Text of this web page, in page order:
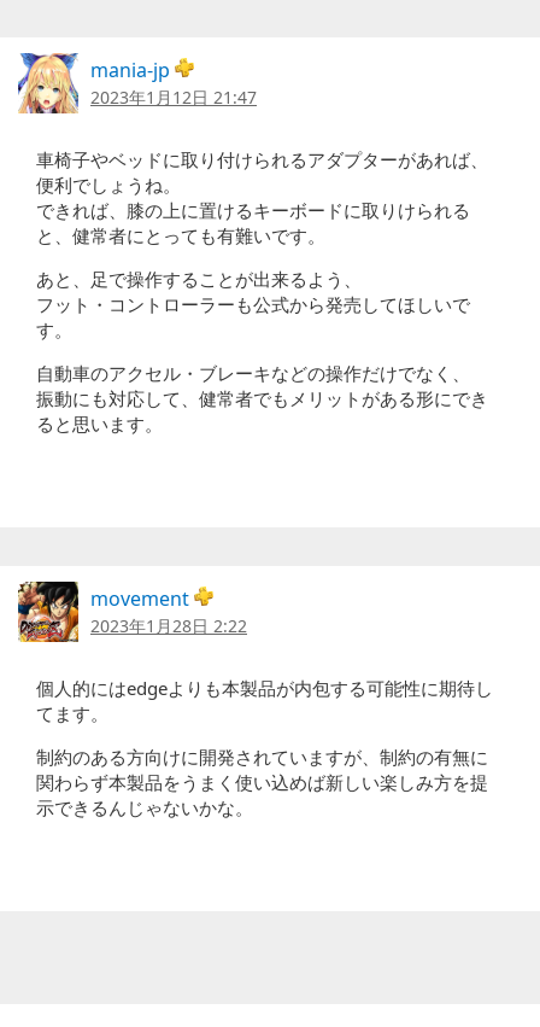
mania-jp
2023年1月12日 21:47
車椅子やベッドに取り付けられるアダプターがあれば、
便利でしょうね。
できれば、膝の上に置けるキーボードに取りけられる
と、健常者にとっても有難いです。
あと、足で操作することが出来るよう、
フット・コントローラーも公式から発売してほしいで
す。
自動車のアクセル・ブレーキなどの操作だけでなく、
振動にも対応して、健常者でもメリットがある形にでき
ると思います。
movement
2023年1月28日 2:22
個人的にはedgeよりも本製品が内包する可能性に期待し
てます。
制約のある方向けに開発されていますが、制約の有無に
関わらず本製品をうまく使い込めば新しい楽しみ方を提
示できるんじゃないかな。